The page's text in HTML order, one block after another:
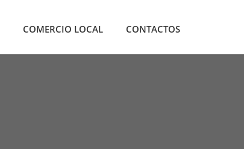
COMERCIO LOCAL CONTACTOS